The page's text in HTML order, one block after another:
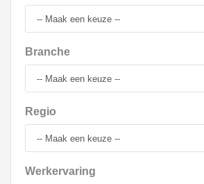
Branche
Regio
Werkervaring